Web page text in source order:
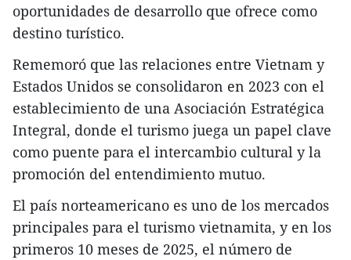
oportunidades de desarrollo que ofrece como
destino turístico.
Rememoró que las relaciones entre Vietnam y
Estados Unidos se consolidaron en 2023 con el
establecimiento de una Asociación Estratégica
Integral, donde el turismo juega un papel clave
como puente para el intercambio cultural y la
promoción del entendimiento mutuo.
El país norteamericano es uno de los mercados
principales para el turismo vietnamita, y en los
primeros 10 meses de 2025, el número de